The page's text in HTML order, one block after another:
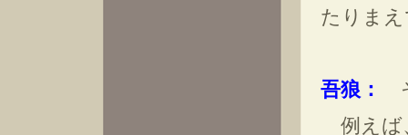
たりま
吾狼：
例えば